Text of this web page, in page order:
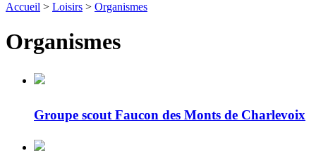
Accueil > Loisirs > Organismes
Organismes
Groupe scout Faucon des Monts de Charlevoix